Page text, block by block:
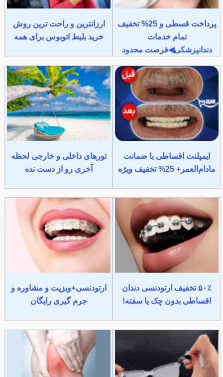
پرداخت قسطی و 25% تخفیف
تمام خدمات
دندانپزشکی◀فرصت محدود
ارزانترین و راحت ترین روش
خرید بلیط اتوبوس برای همه
ایمپلنت اقساطی با ضمانت
مادام‌العمر+ 25% تخفیف ویژه
تورهای داخلی و خارجی لحظه
آخری رو از دست نده
۵۰٪ تخفیف ارتودنسی دندان
اقساطی بدون چک یا سفته!
ارتودنسی+ویزیت و مشاوره و
جرم گیری رایگان